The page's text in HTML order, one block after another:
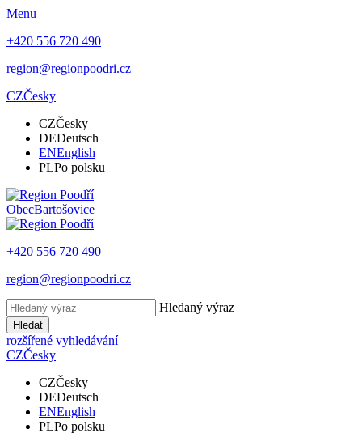
Menu
+420 556 720 490
region@regionpoodri.cz
CZČesky
CZČesky
DEDeutsch
ENEnglish
PLPo polsku
ObecBartošovice
+420 556 720 490
region@regionpoodri.cz
Hledaný výraz
Hledat
rozšířené vyhledávání
CZČesky
CZČesky
DEDeutsch
ENEnglish
PLPo polsku